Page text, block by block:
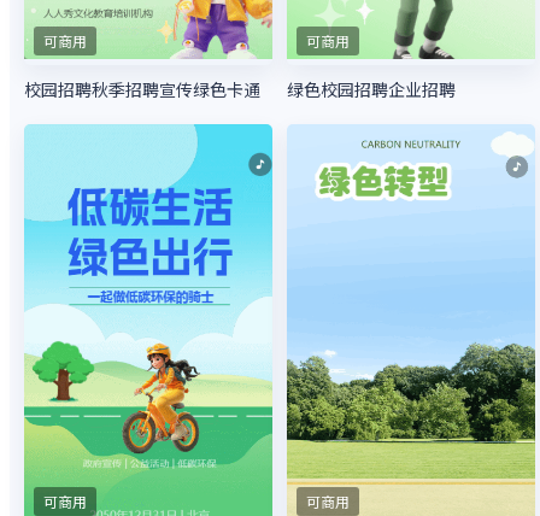
可商用
校园招聘秋季招聘宣传绿色卡通
可商用
绿色校园招聘企业招聘
可商用 可商用